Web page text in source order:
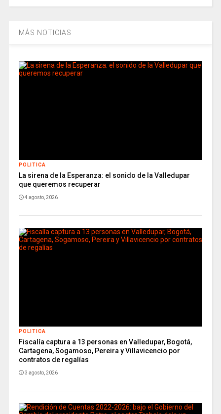
MÁS NOTICIAS
POLITICA
La sirena de la Esperanza: el sonido de la Valledupar
que queremos recuperar
4 agosto, 2026
POLITICA
Fiscalía captura a 13 personas en Valledupar, Bogotá,
Cartagena, Sogamoso, Pereira y Villavicencio por
contratos de regalías
3 agosto, 2026